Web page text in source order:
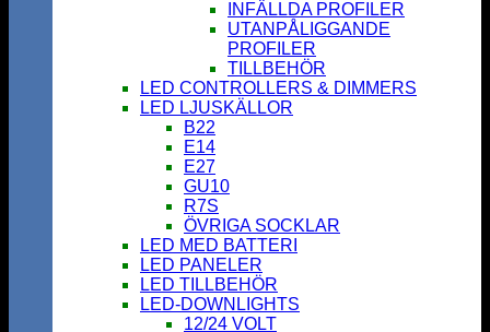
INFÄLLDA PROFILER
UTANPÅLIGGANDE
PROFILER
TILLBEHÖR
LED CONTROLLERS & DIMMERS
LED LJUSKÄLLOR
B22
E14
E27
GU10
R7S
ÖVRIGA SOCKLAR
LED MED BATTERI
LED PANELER
LED TILLBEHÖR
LED-DOWNLIGHTS
12/24 VOLT